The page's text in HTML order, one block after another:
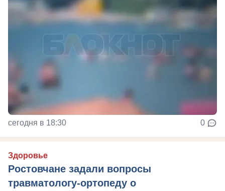
сегодня в 18:30 0
Здоровье
Ростовчане задали вопросы
травматологу-ортопеду о